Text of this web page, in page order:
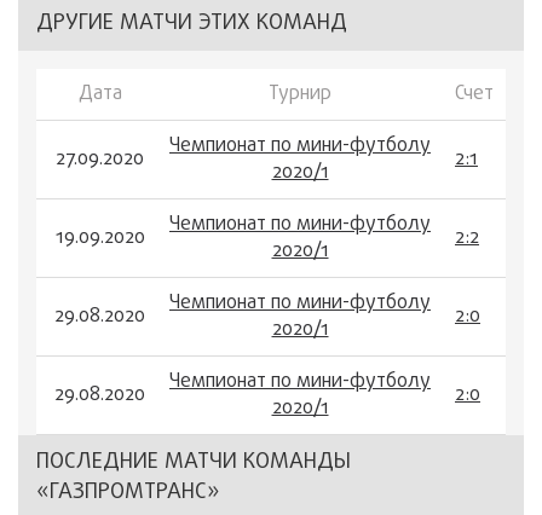
ДРУГИЕ МАТЧИ ЭТИХ КОМАНД
Дата Турнир Счет
27.09.2020
Чемпионат по мини-футболу
2020/1
2:1
19.09.2020
Чемпионат по мини-футболу
2020/1
2:2
29.08.2020
Чемпионат по мини-футболу
2020/1
2:0
29.08.2020
Чемпионат по мини-футболу
2020/1
2:0
ПОСЛЕДНИЕ МАТЧИ КОМАНДЫ
«ГАЗПРОМТРАНС»